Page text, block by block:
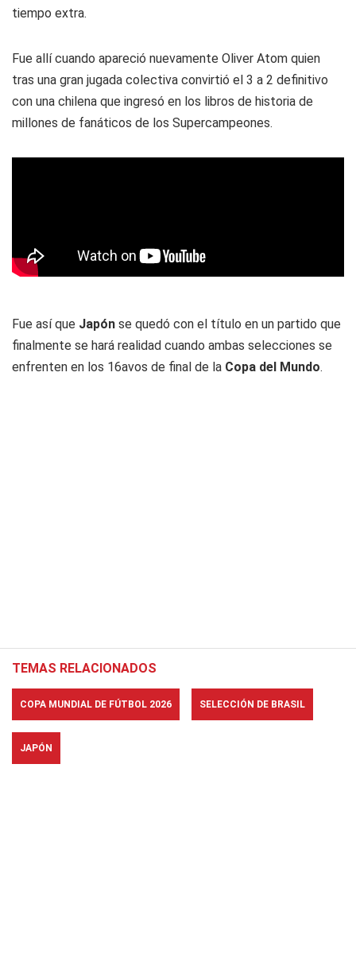
tiempo extra.
Fue allí cuando apareció nuevamente Oliver Atom quien
tras una gran jugada colectiva convirtió el 3 a 2 definitivo
con una chilena que ingresó en los libros de historia de
millones de fanáticos de los Supercampeones.
Fue así que Japón se quedó con el título en un partido que
finalmente se hará realidad cuando ambas selecciones se
enfrenten en los 16avos de final de la Copa del Mundo.
TEMAS RELACIONADOS
COPA MUNDIAL DE FÚTBOL 2026 SELECCIÓN DE BRASIL
JAPÓN